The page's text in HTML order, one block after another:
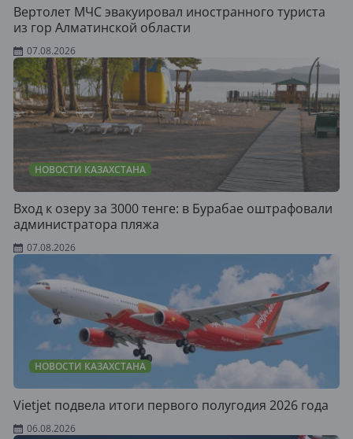
Вертолет МЧС эвакуировал иностранного туриста
из гор Алматинской области
07.08.2026
НОВОСТИ КАЗАХСТАНА
Вход к озеру за 3000 тенге: в Бурабае оштрафовали
администратора пляжа
07.08.2026
НОВОСТИ КАЗАХСТАНА
Vietjet подвела итоги первого полугодия 2026 года
06.08.2026